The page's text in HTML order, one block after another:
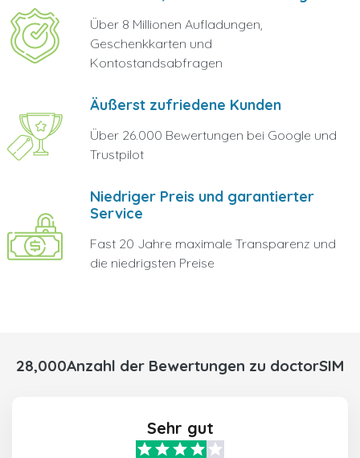
Über 8 Millionen Aufladungen,
Geschenkkarten und
Kontostandsabfragen
Äußerst zufriedene Kunden
Über 26.000 Bewertungen bei Google und
Trustpilot
Niedriger Preis und garantierter
Service
Fast 20 Jahre maximale Transparenz und
die niedrigsten Preise
28,000Anzahl der Bewertungen zu doctorSIM
Sehr gut